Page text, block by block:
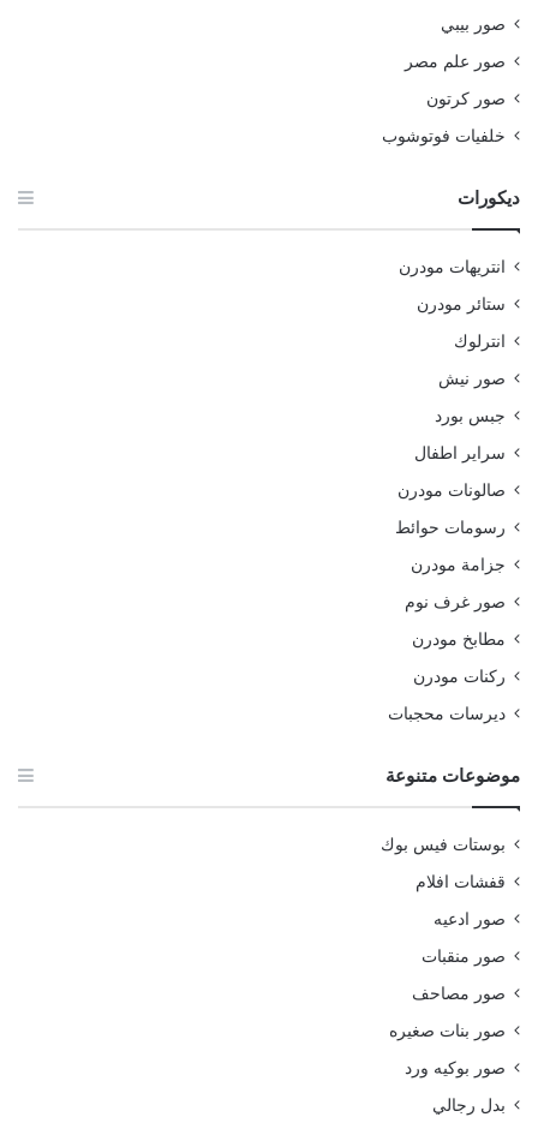
صور بيبي
صور علم مصر
صور كرتون
خلفيات فوتوشوب
ديكورات
انتريهات مودرن
ستائر مودرن
انترلوك
صور نيش
جبس بورد
سراير اطفال
صالونات مودرن
رسومات حوائط
جزامة مودرن
صور غرف نوم
مطابخ مودرن
ركنات مودرن
ديرسات محجبات
موضوعات متنوعة
بوستات فيس بوك
قفشات افلام
صور ادعيه
صور منقبات
صور مصاحف
صور بنات صغيره
صور بوكيه ورد
بدل رجالي